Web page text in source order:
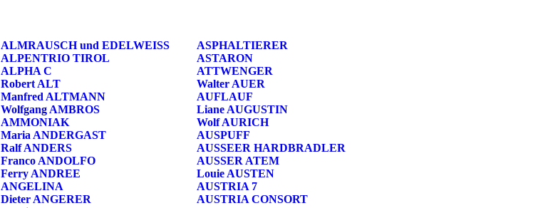
ALMRAUSCH und EDELWEISS
ALPENTRIO TIROL
ALPHA C
Robert ALT
Manfred ALTMANN
Wolfgang AMBROS
AMMONIAK
Maria ANDERGAST
Ralf ANDERS
Franco ANDOLFO
Ferry ANDREE
ANGELINA
Dieter ANGERER
ASPHALTIERER
ASTARON
ATTWENGER
Walter AUER
AUFLAUF
Liane AUGUSTIN
Wolf AURICH
AUSPUFF
AUSSEER HARDBRADLER
AUSSER ATEM
Louie AUSTEN
AUSTRIA 7
AUSTRIA CONSORT